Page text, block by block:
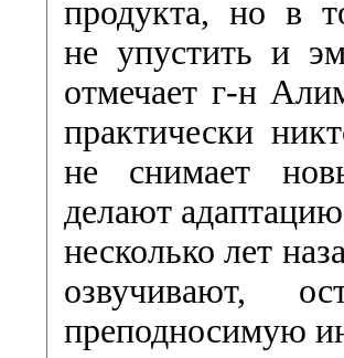
продукта, но в
не упустить и
отмечает г-н
практически
не снимает
делают
несколько лет
озвучивают,
преподносимую